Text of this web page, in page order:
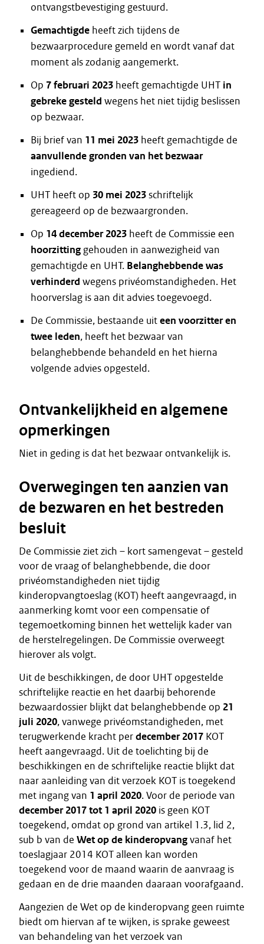
ontvangstbevestiging gestuurd.
Gemachtigde heeft zich tijdens de
bezwaarprocedure gemeld en wordt vanaf dat
moment als zodanig aangemerkt.
Op 7 februari 2023 heeft gemachtigde UHT in
gebreke gesteld wegens het niet tijdig beslissen
op bezwaar.
Bij brief van 11 mei 2023 heeft gemachtigde de
aanvullende gronden van het bezwaar
ingediend.
UHT heeft op 30 mei 2023schriftelijk
gereageerd op de bezwaargronden.
Op 14 december 2023 heeft de Commissie een
hoorzitting gehouden in aanwezigheid van
gemachtigde en UHT. Belanghebbende was
verhinderd wegens privéomstandigheden. Het
hoorverslag is aan dit advies toegevoegd.
De Commissie, bestaande uiteen voorzitter en
twee leden, heeft het bezwaar van
belanghebbende behandeld en het hierna
volgende advies opgesteld.
Ontvankelijkheid en algemene
opmerkingen
Niet in geding is dat het bezwaar ontvankelijk is.
Overwegingen ten aanzien van
de bezwaren en het bestreden
besluit
De Commissie ziet zich – kort samengevat – gesteld
voor de vraag of belanghebbende, die door
privéomstandigheden niet tijdig
kinderopvangtoeslag (KOT) heeft aangevraagd, in
aanmerking komt voor een compensatie of
tegemoetkoming binnen het wettelijk kader van
de herstelregelingen. De Commissie overweegt
hierover als volgt.
Uit de beschikkingen, de door UHT opgestelde
schriftelijke reactie en het daarbij behorende
bezwaardossier blijkt dat belanghebbende op 21
juli 2020, vanwege privéomstandigheden, met
terugwerkende kracht perdecember 2017 KOT
heeft aangevraagd. Uit de toelichting bij de
beschikkingen en de schriftelijke reactie blijkt dat
naar aanleiding van dit verzoek KOT is toegekend
met ingang van 1 april 2020. Voor de periode van
december 2017 tot 1 april 2020 is geen KOT
toegekend, omdat op grond van artikel 1.3, lid 2,
sub b van de Wet op de kinderopvangvanaf het
toeslagjaar 2014 KOT alleen kan worden
toegekend voor de maand waarin de aanvraag is
gedaan en de drie maanden daaraan voorafgaand.
Aangezien de Wet op de kinderopvang geen ruimte
biedt om hiervan af te wijken, is sprake geweest
van behandeling van het verzoek van